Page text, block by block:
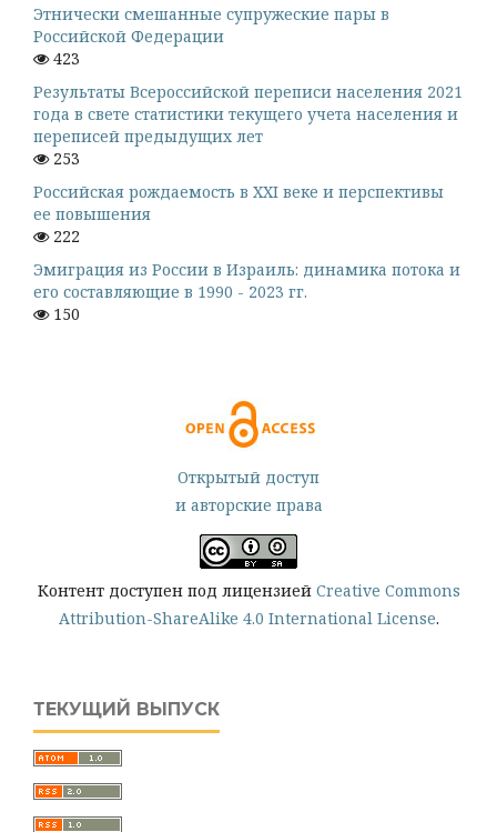
Этнически смешанные супружеские пары в
Российской Федерации
423
Результаты Всероссийской переписи населения 2021
года в свете статистики текущего учета населения и
переписей предыдущих лет
253
Российская рождаемость в XXI веке и перспективы
ее повышения
222
Эмиграция из России в Израиль: динамика потока и
его составляющие в 1990 - 2023 гг.
150
Открытый доступ
и авторские права
Контент доступен под лицензией Creative Commons
Attribution-ShareAlike 4.0 International License.
ТЕКУЩИЙ ВЫПУСК